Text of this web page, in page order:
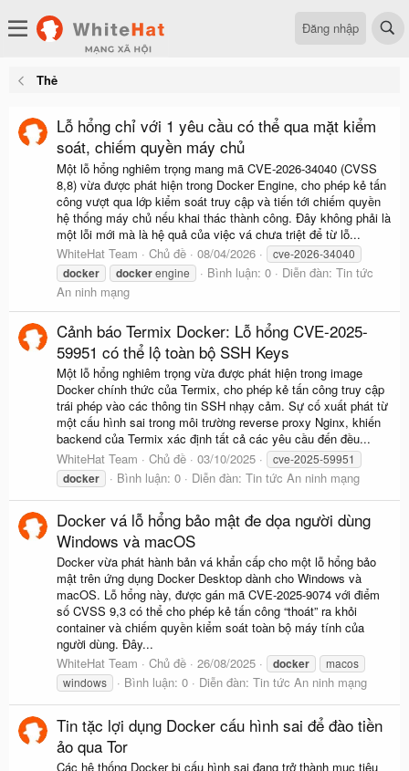
Đăng nhập
Thẻ
Lỗ hổng chỉ với 1 yêu cầu có thể qua mặt kiểm
soát, chiếm quyền máy chủ
Một lỗ hổng nghiêm trọng mang mã CVE-2026-34040 (CVSS
8,8) vừa được phát hiện trong Docker Engine, cho phép kẻ tấn
công vượt qua lớp kiểm soát truy cập và tiến tới chiếm quyền
hệ thống máy chủ nếu khai thác thành công. Đây không phải là
một lỗi mới mà là hệ quả của việc vá chưa triệt để từ lỗ...
WhiteHat Team
Chủ đề 08/04/2026 cve-2026-34040
docker dockerengine Bình luận: 0 Diễn đàn: Tin tức
An ninh mạng
Cảnh báo Termix Docker: Lỗ hổng CVE-2025-
59951 có thể lộ toàn bộ SSH Keys
Một lỗ hổng nghiêm trọng vừa được phát hiện trong image
Docker chính thức của Termix, cho phép kẻ tấn công truy cập
trái phép vào các thông tin SSH nhạy cảm. Sự cố xuất phát từ
một cấu hình sai trong môi trường reverse proxy Nginx, khiến
backend của Termix xác định tất cả các yêu cầu đến đều...
WhiteHat Team
Chủ đề 03/10/2025 cve-2025-59951
docker Bình luận: 0 Diễn đàn: Tin tức An ninh mạng
Docker vá lỗ hổng bảo mật đe dọa người dùng
Windows và macOS
Docker vừa phát hành bản vá khẩn cấp cho một lỗ hổng bảo
mật trên ứng dụng Docker Desktop dành cho Windows và
macOS. Lỗ hổng này, được gán mã CVE-2025-9074 với điểm
số CVSS 9,3 có thể cho phép kẻ tấn công “thoát” ra khỏi
container và chiếm quyền kiểm soát toàn bộ máy tính của
người dùng. Đây...
WhiteHat Team
Chủ đề 26/08/2025 docker
macos
windows
Bình luận: 0 Diễn đàn: Tin tức An ninh mạng
Tin tặc lợi dụng Docker cấu hình sai để đào tiền
ảo qua Tor
Các hệ thống Docker bị cấu hình sai đang trở thành mục tiêu